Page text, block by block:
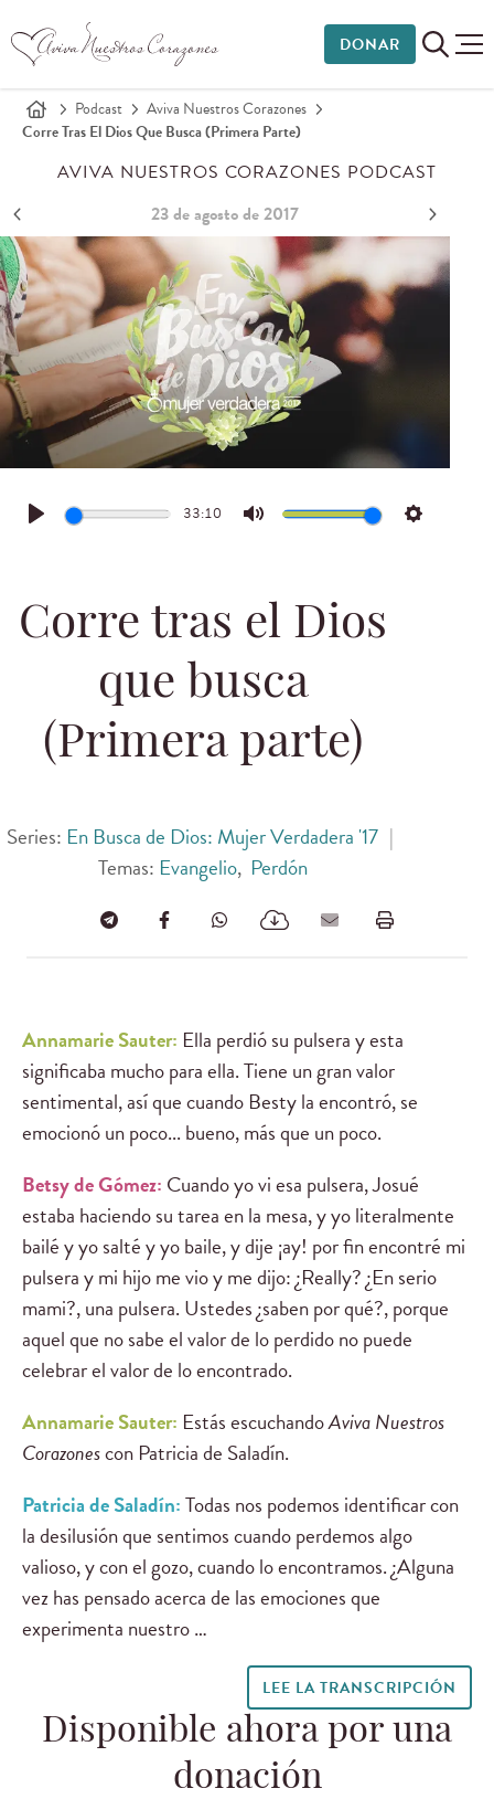
DONAR
Podcast
Aviva Nuestros Corazones
Corre Tras El Dios Que Busca (Primera Parte)
AVIVA NUESTROS CORAZONES PODCAST
23 de agosto de 2017
Play
33:10
Mute Settings
Corre tras el Dios
que busca
(Primera parte)
Series: En Busca de Dios: Mujer Verdadera '17 |
Temas: Evangelio, Perdón
Annamarie Sauter: Ella perdió su pulsera y esta
significaba mucho para ella. Tiene un gran valor
sentimental, así que cuando Besty la encontró, se
emocionó un poco... bueno, más que un poco.
Betsy de Gómez: Cuando yo vi esa pulsera, Josué
estaba haciendo su tarea en la mesa, y yo literalmente
bailé y yo salté y yo baile, y dije ¡ay! por fin encontré mi
pulsera y mi hijo me vio y me dijo: ¿Really? ¿En serio
mami?, una pulsera. Ustedes ¿saben por qué?, porque
aquel que no sabe el valor de lo perdido no puede
celebrar el valor de lo encontrado.
Annamarie Sauter: Estás escuchandoAviva Nuestros
Corazonescon Patricia de Saladín.
Patricia de Saladín:Todas nos podemos identificar con
la desilusión que sentimos cuando perdemos algo
valioso, y con el gozo, cuando lo encontramos. ¿Alguna
vez has pensado acerca de las emociones que
experimenta nuestro …
LEE LA TRANSCRIPCIÓN
Disponible ahora por una
donación